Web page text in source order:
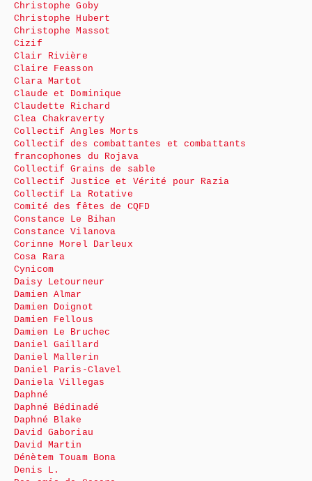
Christophe Goby
Christophe Hubert
Christophe Massot
Cizif
Clair Rivière
Claire Feasson
Clara Martot
Claude et Dominique
Claudette Richard
Clea Chakraverty
Collectif Angles Morts
Collectif des combattantes et combattants
francophones du Rojava
Collectif Grains de sable
Collectif Justice et Vérité pour Razia
Collectif La Rotative
Comité des fêtes de CQFD
Constance Le Bihan
Constance Vilanova
Corinne Morel Darleux
Cosa Rara
Cynicom
Daisy Letourneur
Damien Almar
Damien Doignot
Damien Fellous
Damien Le Bruchec
Daniel Gaillard
Daniel Mallerin
Daniel Paris-Clavel
Daniela Villegas
Daphné
Daphné Bédinadé
Daphné Blake
David Gaboriau
David Martin
Dénètem Touam Bona
Denis L.